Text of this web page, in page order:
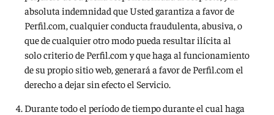
absoluta indemnidad que Usted garantiza a favor de
Perfil.com, cualquier conducta fraudulenta, abusiva, o
que de cualquier otro modo pueda resultar ilícita al
solo criterio de Perfil.com y que haga al funcionamiento
de su propio sitio web, generará a favor de Perfil.com el
derecho a dejar sin efecto el Servicio.
Durante todo el período de tiempo durante el cual haga